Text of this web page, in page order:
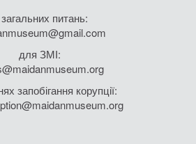
загальних питань:
для ЗМІ:
запобігання корупції: